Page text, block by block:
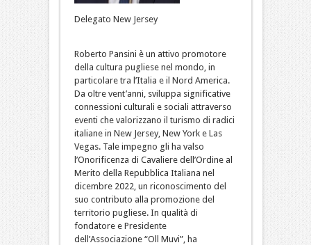
Delegato New Jersey
Roberto Pansini è un attivo promotore
della cultura pugliese nel mondo, in
particolare tra l’Italia e il Nord America.
Da oltre vent’anni, sviluppa significative
connessioni culturali e sociali attraverso
eventi che valorizzano il turismo di radici
italiane in New Jersey, New York e Las
Vegas. Tale impegno gli ha valso
l’Onorificenza di Cavaliere dell’Ordine al
Merito della Repubblica Italiana nel
dicembre 2022, un riconoscimento del
suo contributo alla promozione del
territorio pugliese. In qualità di
fondatore e Presidente
dell’Associazione “Oll Muvi”, ha